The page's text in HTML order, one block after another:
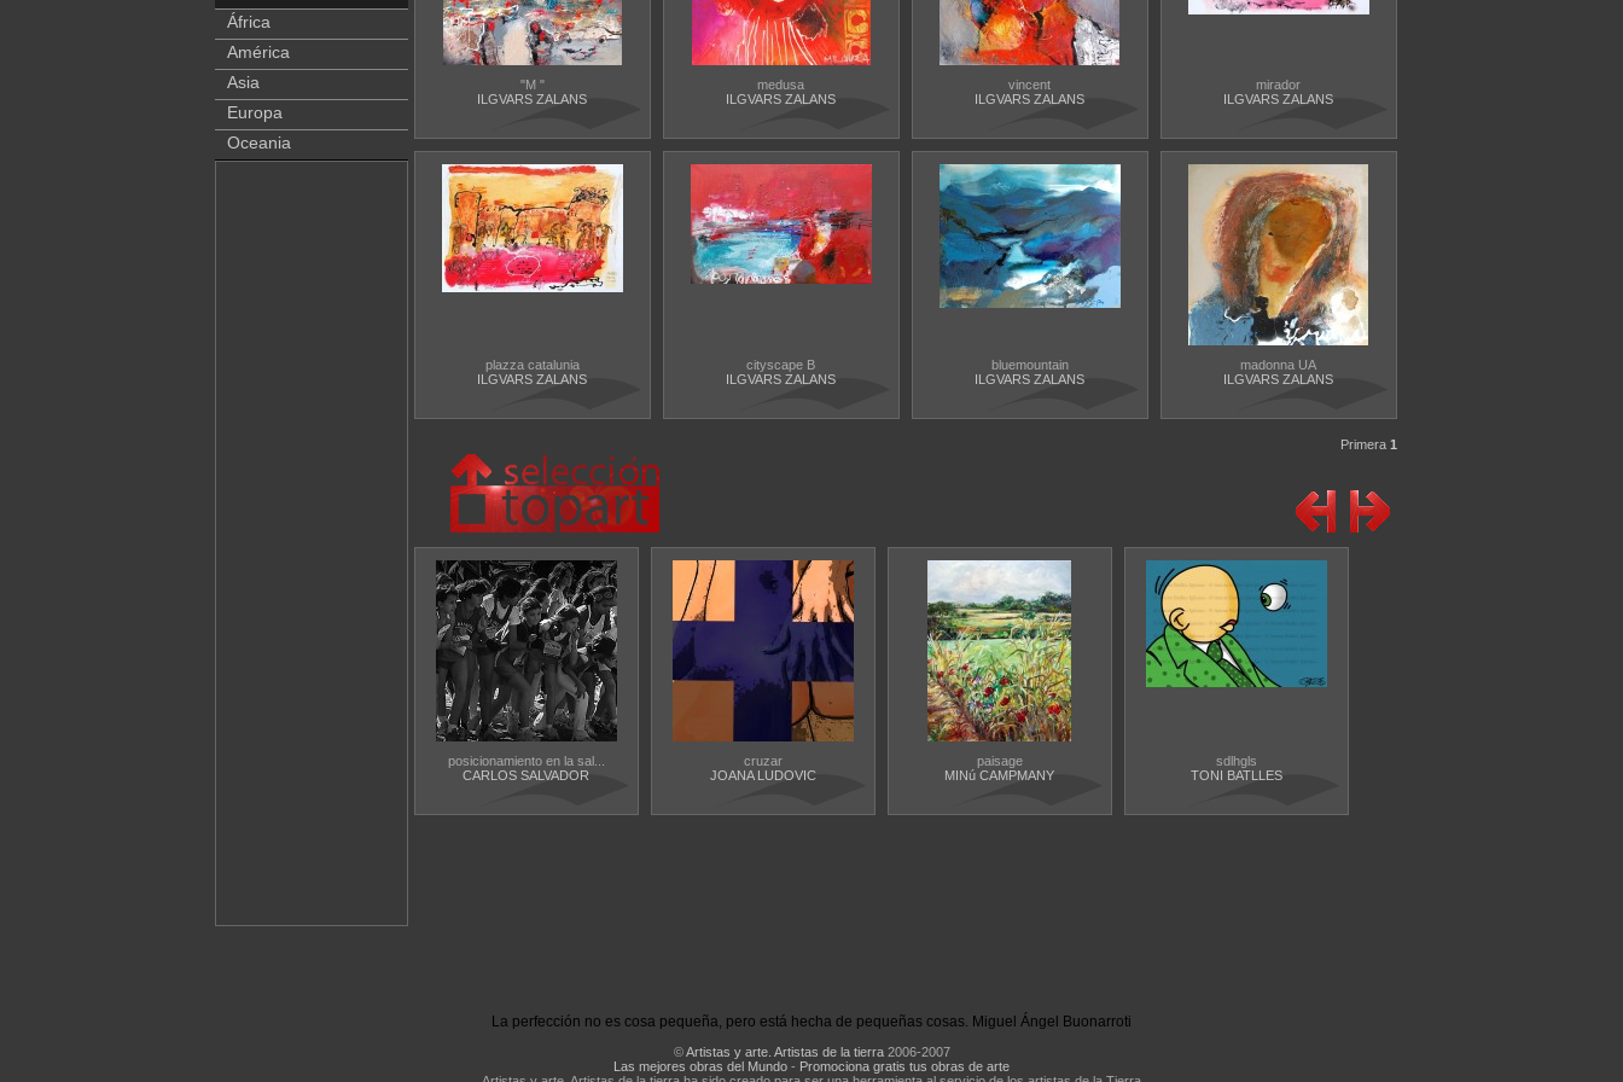
África
América
Asia
Europa
Oceania
"M "
ILGVARS ZALANS
medusa
ILGVARS ZALANS
vincent
ILGVARS ZALANS
mirador
ILGVARS ZALANS
plazza catalunia
ILGVARS ZALANS
cityscape B
ILGVARS ZALANS
bluemountain
ILGVARS ZALANS
madonna UA
ILGVARS ZALANS
Primera 1
posicionamiento en la sal...
CARLOS SALVADOR
cruzar
JOANA LUDOVIC
paisage
MINú CAMPMANY
sdlhgls
TONI BATLLES
La perfección no es cosa pequeña, pero está hecha de pequeñas cosas. Miguel Ángel Buonarroti
©Artistas y arte. Artistas de la tierra2006-2007
Las mejores obras del Mundo - Promociona gratis tus obras de arte